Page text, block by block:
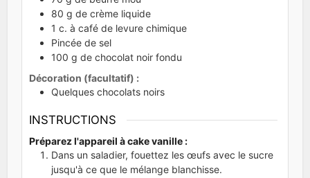
80 g de crème liquide
1 c. à café de levure chimique
Pincée de sel
100 g de chocolat noir fondu
Décoration (facultatif) :
Quelques chocolats noirs
INSTRUCTIONS
Préparez l'appareil à cake vanille :
Dans un saladier, fouettez les œufs avec le sucre
jusqu'à ce que le mélange blanchisse.